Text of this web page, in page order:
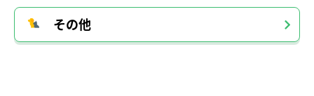
その他